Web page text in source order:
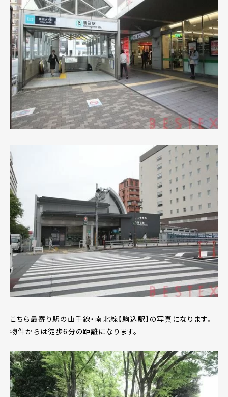
こちら最寄り駅の山手線・南北線【駒込駅】の写真になります。
物件からは徒歩6分の距離になります。